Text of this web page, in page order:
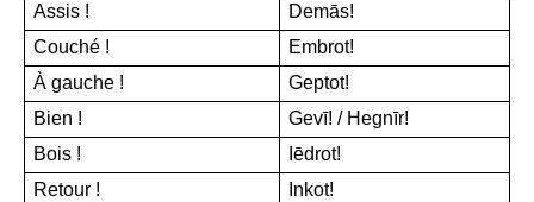
Assis !
Demās!
Couché !
Embrot!
À gauche !
Geptot!
Bien !
Gevī! / Hegnīr!
Bois !
Iēdrot!
Retour !
Inkot!